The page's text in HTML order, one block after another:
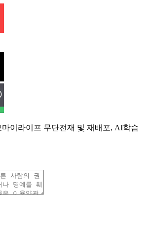
이라이프 무단전재 및 재배포, AI학습